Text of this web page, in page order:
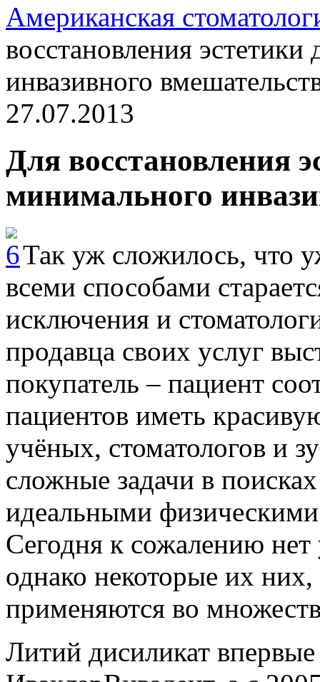
Американская
восстановления
инвазивного
27.07.2013
Для восстановления
минимального
Так уж сложилось, что
всеми способами
исключения и
продавца своих услуг
покупатель – пациент
пациентов иметь
учёных, стоматологов и
сложные задачи в
идеальными
Сегодня к сожалению нет
однако некоторые их
применяются во
Литий дисиликат